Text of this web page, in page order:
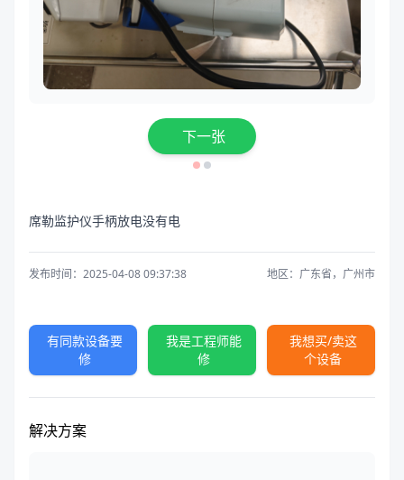
下一张
席勒监护仪手柄放电没有电
发布时间：2025-04-08 09:37:38 地区：广东省，广州市
有同款设备要
修
我是工程师能
修
我想买/卖这
个设备
解决方案